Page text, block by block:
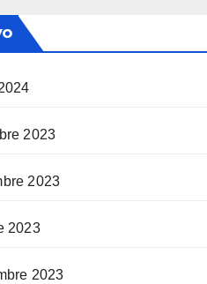
2023
2023
2023
2023